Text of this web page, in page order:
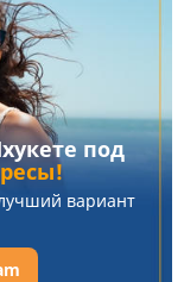
под
вариант